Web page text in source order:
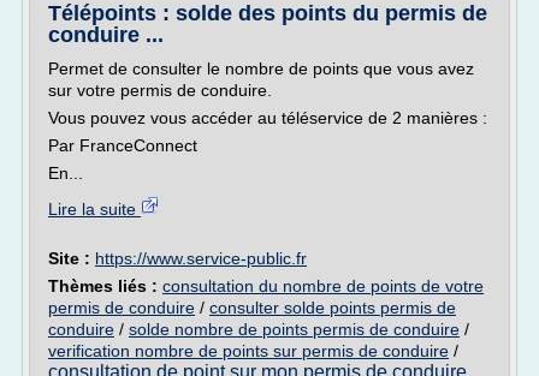
Télépoints : solde des points du permis de
conduire ...
Permet de consulter le nombre de points que vous avez
sur votre permis de conduire.
Vous pouvez vous accéder au téléservice de 2 manières :
Par FranceConnect
En...
Lire la suite
Site : https://www.service-public.fr
Thèmes liés : consultation du nombre de points de votre
permis de conduire / consulter solde points permis de
conduire / solde nombre de points permis de conduire /
verification nombre de points sur permis de conduire /
consultation de point sur mon permis de conduire